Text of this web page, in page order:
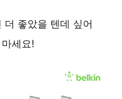
좋았을 텐데 싶어
세요!